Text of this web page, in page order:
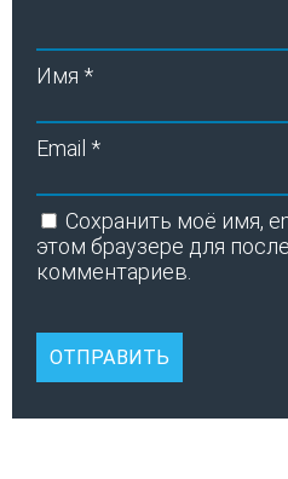
Имя *
Email *
Сохранить моё имя,
этом браузере для
комментариев.